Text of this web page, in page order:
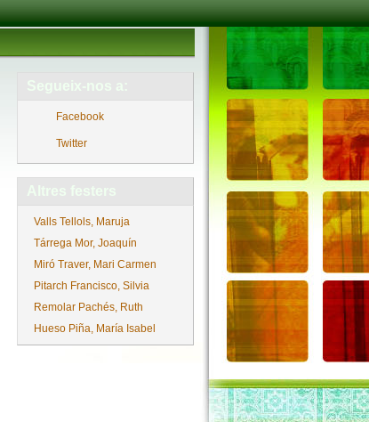
Segueix-nos a:
Facebook
Twitter
Altres festers
Valls Tellols, Maruja
Tárrega Mor, Joaquín
Miró Traver, Mari Carmen
Pitarch Francisco, Silvia
Remolar Pachés, Ruth
Hueso Piña, María Isabel